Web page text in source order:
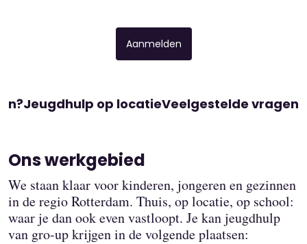
Aanmelden
Jeugdhulp op locatieVeelgestelde vragen
Ons werkgebied
We staan klaar voor kinderen, jongeren en gezinnen
in de regio Rotterdam. Thuis, op locatie, op school:
waar je dan ook even vastloopt. Je kan jeugdhulp
van gro-up krijgen in de volgende plaatsen: